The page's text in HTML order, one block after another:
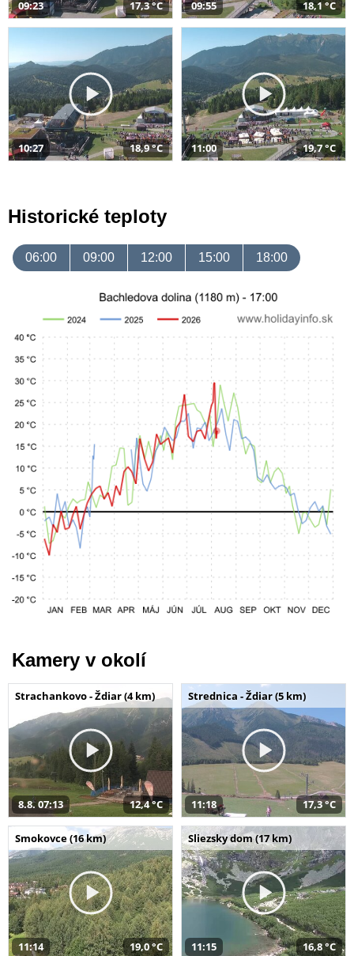
09:23 17,3 °C 09:55 18,1 °C
10:27 18,9 °C 11:00 19,7 °C
Historické teploty
06:00 09:00 12:00 15:00 18:00
Kamery v okolí
Strachankovo - Ždiar (4 km)
8.8. 07:13 12,4 °C
Strednica - Ždiar (5 km)
11:18 17,3 °C
Smokovce (16 km)
11:14 19,0 °C
Sliezsky dom (17 km)
11:15 16,8 °C